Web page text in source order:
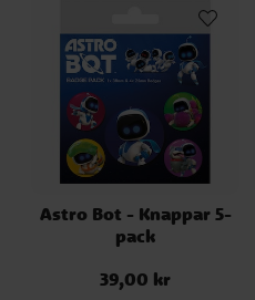
Astro Bot - Knappar 5-
pack
Pris:39,00 kr
39,00 kr